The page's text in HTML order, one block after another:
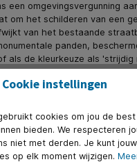
een omgevingsvergunning
om het schilderen van een
van het bestaande
panden,
als de kleurkeuze als 'strijdig
welstand' wordt gezien.
vaak kleurkaarten of
van de verhuurder of
België zijn deze regels
het gaat om beschermde
Cookie instellingen
cookies om jou de
bieden. We respecteren
niet met derden. Je kunt
op elk moment wijzigen.